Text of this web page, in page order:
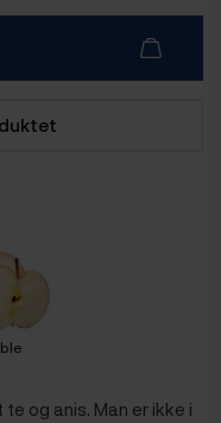
og anis. Man er ikke i